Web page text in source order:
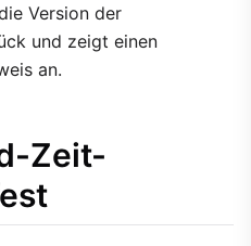
Version der
und zeigt einen
an.
Zeit-